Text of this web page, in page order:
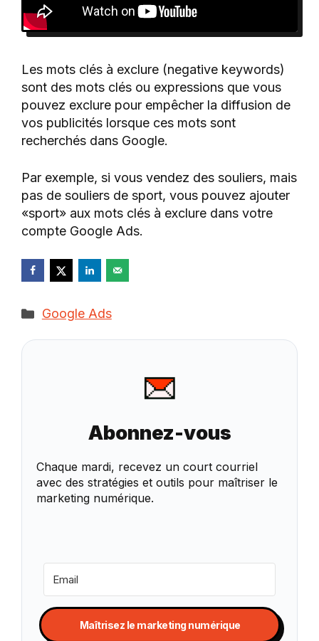
Les mots clés à exclure (negative keywords)
sont des mots clés ou expressions que vous
pouvez exclure pour empêcher la diffusion de
vos publicités lorsque ces mots sont
recherchés dans Google.
Par exemple, si vous vendez des souliers, mais
pas de souliers de sport, vous pouvez ajouter
«sport» aux mots clés à exclure dans votre
compte Google Ads.
Catégories
Google Ads
Abonnez-vous
Chaque mardi, recevez un court courriel
avec des stratégies et outils pour maîtriser le
marketing numérique.
Maîtrisez le marketing numérique